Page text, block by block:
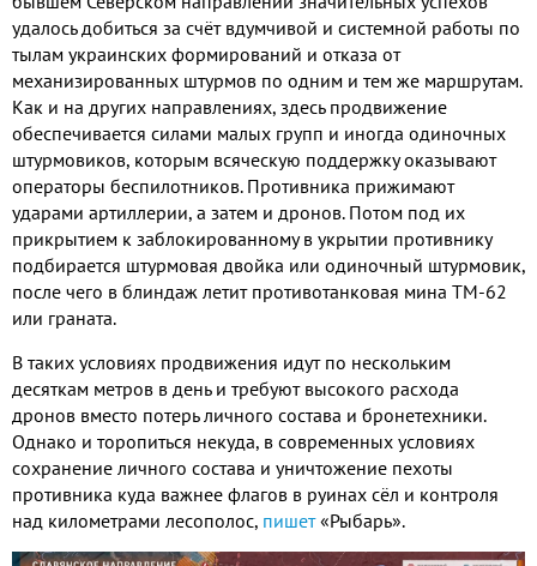
удалось добиться за счёт вдумчивой и системной работы по
тылам украинских формирований и отказа от
механизированных штурмов по одним и тем же маршрутам.
Как и на других направлениях, здесь продвижение
обеспечивается силами малых групп и иногда одиночных
штурмовиков, которым всяческую поддержку оказывают
операторы беспилотников. Противника прижимают
ударами артиллерии, а затем и дронов. Потом под их
прикрытием к заблокированному в укрытии противнику
подбирается штурмовая двойка или одиночный штурмовик,
после чего в блиндаж летит противотанковая мина ТМ-62
или граната.
В таких условиях продвижения идут по нескольким
десяткам метров в день и требуют высокого расхода
дронов вместо потерь личного состава и бронетехники.
Однако и торопиться некуда, в современных условиях
сохранение личного состава и уничтожение пехоты
противника куда важнее флагов в руинах сёл и контроля
над километрами лесополос, пишет«Рыбарь».